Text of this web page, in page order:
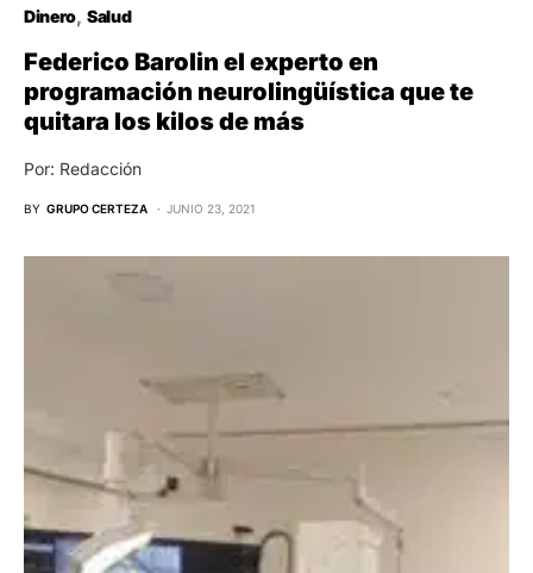
Dinero Salud
Federico Barolin el experto en
programación neurolingüística que te
quitara los kilos de más
Por: Redacción
BY GRUPO CERTEZA JUNIO 23, 2021